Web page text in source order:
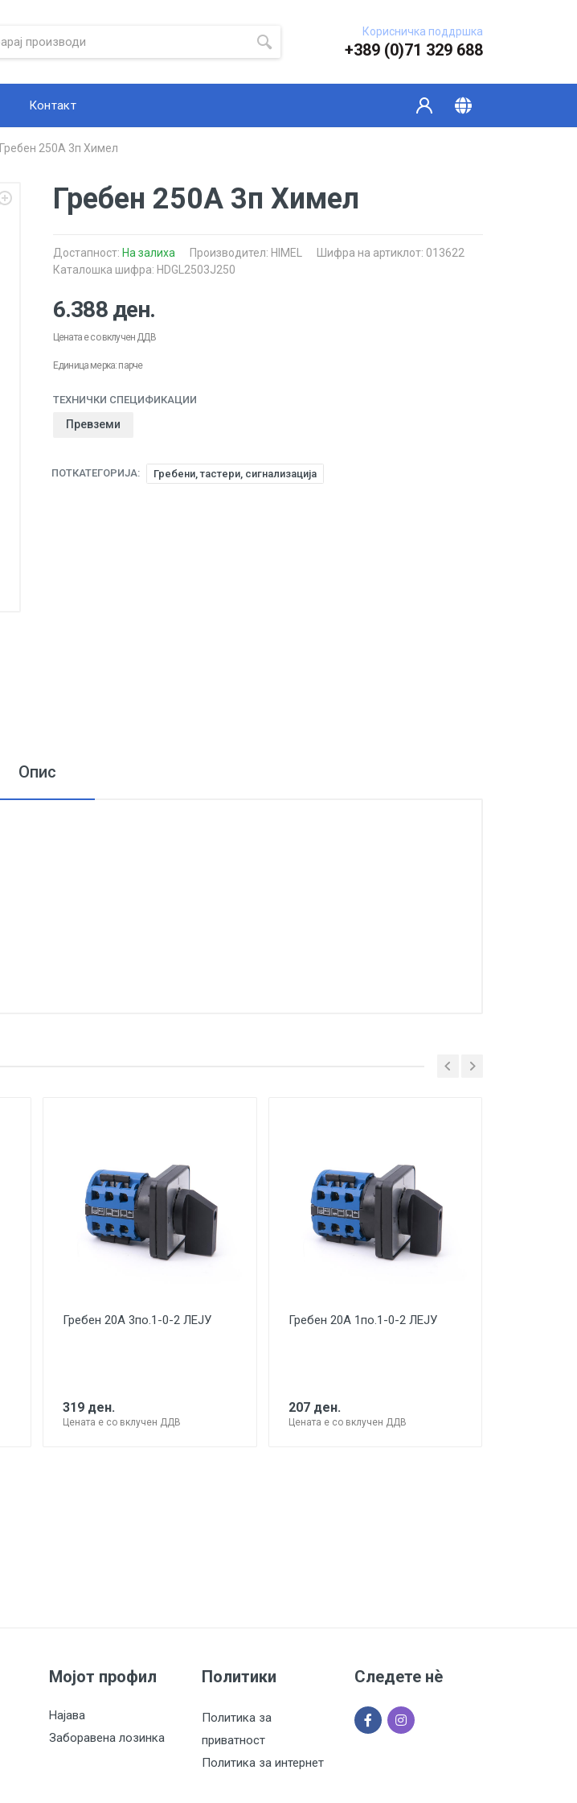
Корисничка поддршка
+389 (0)71 329 688
Контакт
Гребен 250А 3п Химел
Гребен 250А 3п Химел
Достапност: На залиха Производител: HIMEL
Шифра на артиклот: 013622
Каталошка шифра: HDGL2503J250
6.388 ден.
Цената е со вклучен ДДВ
Единица мерка: парче
ТЕХНИЧКИ СПЕЦИФИКАЦИИ
Превземи
ПОТКАТЕГОРИЈА: Гребени, тастери, сигнализација
Опис
Гребен 20А 3по.1-0-2 ЛЕЈУ
319 ден.
Цената е со вклучен ДДВ
Гребен 20А 1по.1-0-2 ЛЕЈУ
207 ден.
Цената е со вклучен ДДВ
Мојот профил
Најава
Заборавена лозинка
Политики
Политика за
приватност
Политика за интернет
Следете нѐ